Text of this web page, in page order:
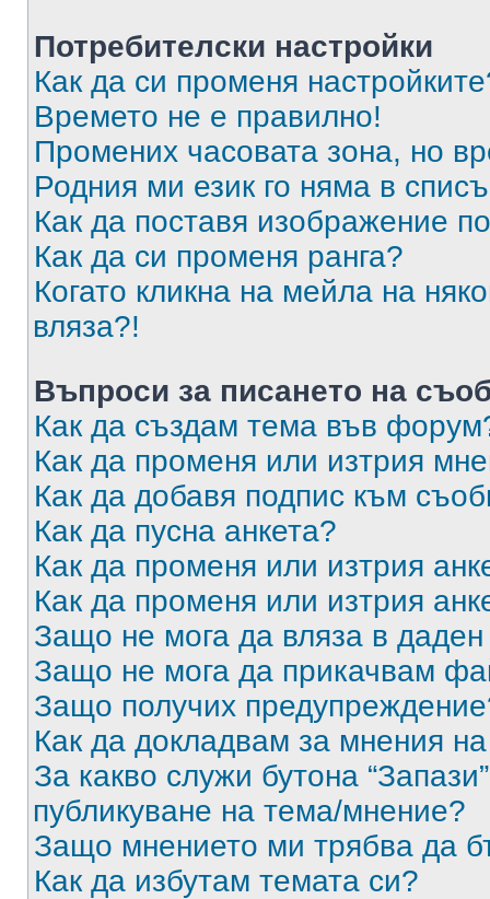
Потребителски настройки
Как да си променя
Времето не е правилно!
Промених часовата зона, но
Родния ми език го няма в
Как да поставя изображение
Как да си променя ранга?
Когато кликна на мейла на
вляза?!
Въпроси за писането на
Как да създам тема във
Как да променя или изтрия
Как да добавя подпис към
Как да пусна анкета?
Как да променя или изтрия
Как да променя или изтрия
Защо не мога да вляза в
Защо не мога да прикачвам
Защо получих
Как да докладвам за мнения
За какво служи бутона
публикуване на тема/мнение?
Защо мнението ми трябва да
Как да избутам темата си?